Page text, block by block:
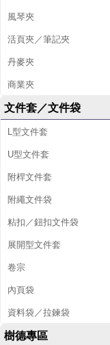
風琴夾
活頁夾／筆記夾
丹麥夾
商業夾
文件套／文件袋
L型文件套
U型文件套
附桿文件套
附繩文件袋
粘扣／鈕扣文件袋
展開型文件套
卷宗
內頁袋
資料袋／拉鍊袋
樹德專區